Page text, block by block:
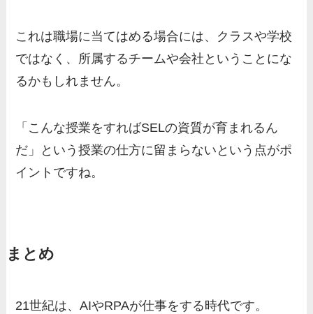
これは職場に当てはめる場合には、クラスや学校
ではなく、所属するチームや会社ということにな
るかもしれません。
「こんな授業をすればSELの資質が育まれるん
だ」という授業の仕方に留まらないという点がポ
イントですね。
まとめ
21世紀は、AIやRPAが仕事をする時代です。